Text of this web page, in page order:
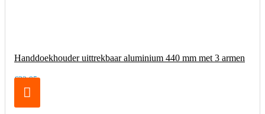
Handdoekhouder uittrekbaar aluminium 440 mm met 3 armen
€32,95